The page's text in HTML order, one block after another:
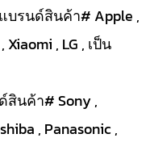
บรนด์สินค้า# Apple ,
Xiaomi , LG , เป็น
สินค้า# Sony ,
, Panasonic ,